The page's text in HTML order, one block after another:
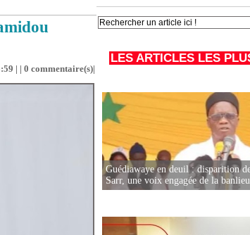
| | 0 commentaire(s)|
LES ARTICLES LES
Guédiawaye en deuil : disparition
Sarr, une voix engagée de la